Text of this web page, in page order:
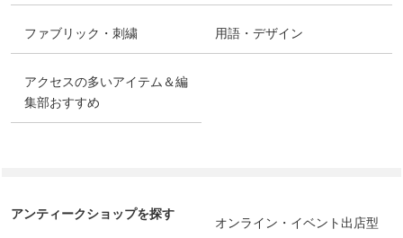
ファブリック・刺繍 用語・デザイン
アクセスの多いアイテム＆編
集部おすすめ
アンティークショップを探す
オンライン・イベント出店型